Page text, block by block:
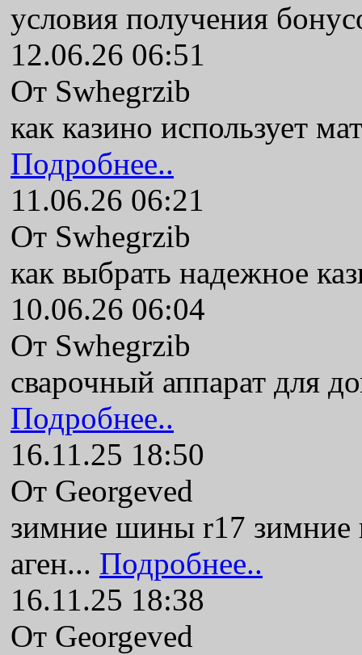
условия получения
12.06.26 06:51
От Swhegrzib
как казино использует
Подробнее..
11.06.26 06:21
От Swhegrzib
как выбрать надежное
10.06.26 06:04
От Swhegrzib
сварочный аппарат для
Подробнее..
16.11.25 18:50
От Georgeved
зимние шины r17
аген... Подробнее..
16.11.25 18:38
От Georgeved